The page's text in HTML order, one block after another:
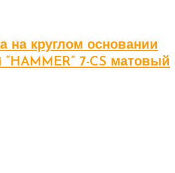
на круглом основании
7-CS матовый